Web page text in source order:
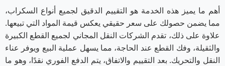
أهم ما يميز هذه الخدمة هو التقييم الدقيق لجميع أنواع السكراب،
مما يضمن حصولك على سعر حقيقي يعكس قيمة المواد التي تبيعها.
علاوة على ذلك، تقدم الشركات النقل المجاني لجميع القطع الكبيرة
والثقيلة، وفك القطع عند الحاجة، مما يسهل عملية البيع ويوفر عناء
النقل والتحريك. بعد التقييم والاتفاق، يتم الدفع الفوري نقدًا، وهو ما